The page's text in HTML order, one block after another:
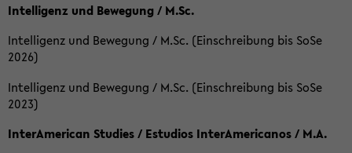
Intelligenz und Bewegung / M.Sc.
Intelligenz und Bewegung / M.Sc. (Einschreibung bis SoSe
2026)
Intelligenz und Bewegung / M.Sc. (Einschreibung bis SoSe
2023)
InterAmerican Studies / Estudios InterAmericanos / M.A.